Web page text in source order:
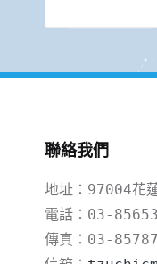
聯絡我們
地址：97004花
電話：03-
傳真：03-